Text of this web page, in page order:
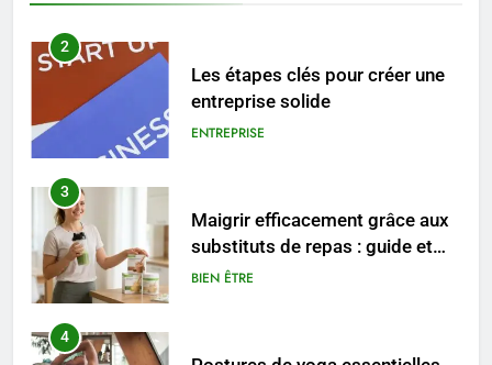
2
Les étapes clés pour créer une
entreprise solide
ENTREPRISE
3
Maigrir efficacement grâce aux
substituts de repas : guide et
conseils pratiques
BIEN ÊTRE
4